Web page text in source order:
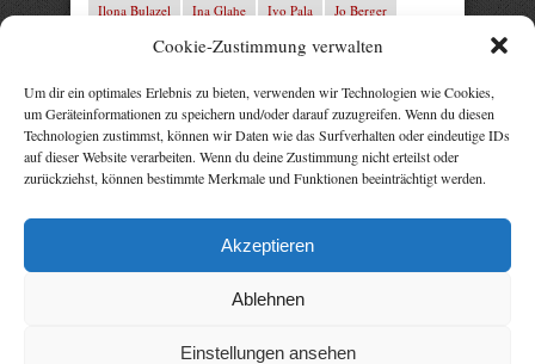
Cookie-Zustimmung verwalten
Um dir ein optimales Erlebnis zu bieten, verwenden wir Technologien wie Cookies,
um Geräteinformationen zu speichern und/oder darauf zuzugreifen. Wenn du diesen
Technologien zustimmst, können wir Daten wie das Surfverhalten oder eindeutige IDs
auf dieser Website verarbeiten. Wenn du deine Zustimmung nicht erteilst oder
zurückziehst, können bestimmte Merkmale und Funktionen beeinträchtigt werden.
Akzeptieren
Ablehnen
Einstellungen ansehen
Ilona Bulazel
Ina Glahe Ivo Pala
Jo Berger
Josefine Weiss
Josie Charles
Karin Lindberg
Lita Harris
Marcus Hünnebeck
Marit Bernson
Mark Franley
Martin Krist
Michelle Schrenk
Mila Summers
Mira Morton
Nika Lubitsch
Noah Fitz
Nora Amelie René Junge
Rezepte Profis
Thomas Herzberg Vital Experts